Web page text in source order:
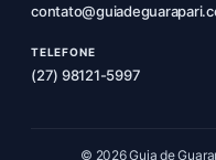
TELEFONE
(27) 98121-5997
© 2026 Guia de